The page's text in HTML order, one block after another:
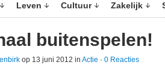
Leven Cultuur Zakelijk
buitenspelen!
op 13 juni 2012 in Actie · 0 Reacties